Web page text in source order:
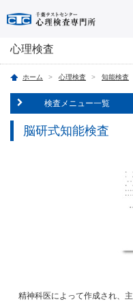
心理検査
ホーム 心理検査 知能検査
検査メニュー一覧
脳研式知能検査
精神科医によって作成され、